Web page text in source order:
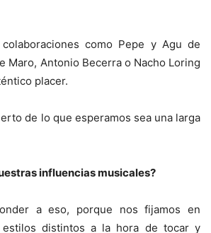
como Pepe y Agu de
Maro, Antonio Becerra o Nacho Loring
placer.
de lo que esperamos sea una larga
influencias musicales?
a eso, porque nos fijamos en
distintos a la hora de tocar y